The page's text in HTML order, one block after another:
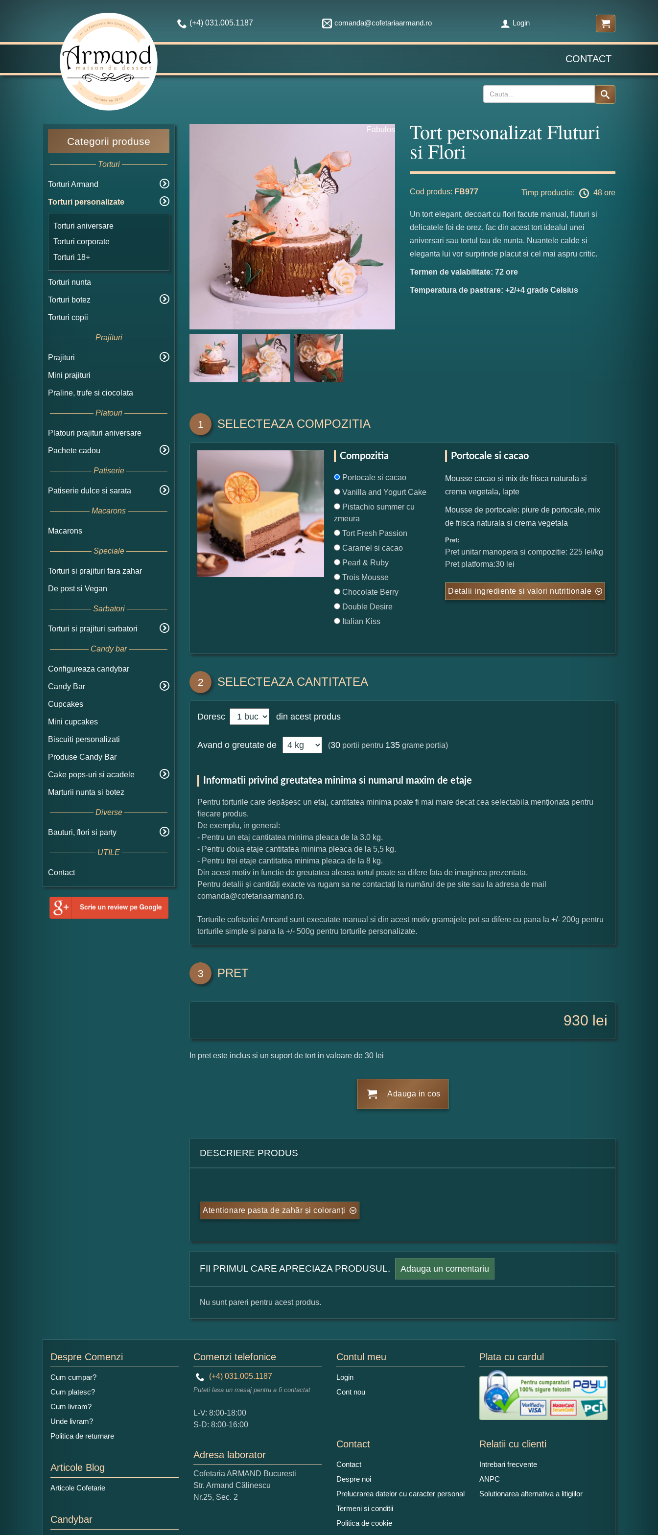
(+4) 031.005.1187 comanda@cofetariaarmand.ro Login
CONTACT
Categorii produse
Torturi
Torturi Armand
Torturi personalizate
Torturi aniversare
Torturi corporate
Torturi 18+
Torturi nunta
Torturi botez
Torturi copii
Prajituri
Prajituri
Mini prajituri
Praline, trufe si ciocolata
Platouri
Platouri prajituri aniversare
Pachete cadou
Patiserie
Patiserie dulce si sarata
Macarons
Macarons
Speciale
Torturi si prajituri fara zahar
De post si Vegan
Sarbatori
Torturi si prajituri sarbatori
Candy bar
Configureaza candybar
Candy Bar
Cupcakes
Mini cupcakes
Biscuiti personalizati
Produse Candy Bar
Cake pops-uri si acadele
Marturii nunta si botez
Diverse
Bauturi, flori si party
UTILE
Contact
Fabulos Tort personalizat Fluturi
si Flori
Cod produs: FB977 Timp productie: 48 ore
Un tort elegant, decoart cu flori facute manual, fluturi si
delicatele foi de orez, fac din acest tort idealul unei
aniversari sau tortul tau de nunta. Nuantele calde si
eleganta lui vor surprinde placut si cel mai aspru critic.
Termen de valabilitate: 72 ore
Temperatura de pastrare: +2/+4 grade Celsius
1 SELECTEAZA COMPOZITIA
Compozitia
Portocale si cacao
Vanilla and Yogurt Cake
Pistachio summer cu
zmeura
Tort Fresh Passion
Caramel si cacao
Pearl & Ruby
Trois Mousse
Chocolate Berry
Double Desire
Italian Kiss
Portocale si cacao
Mousse cacao si mix de frisca naturala si
crema vegetala, lapte
Mousse de portocale: piure de portocale, mix
de frisca naturala si crema vegetala
Pret:
Pret unitar manopera si compozitie: 225 lei/kg
Pret platforma:30 lei
Detalii ingrediente si valori nutritionale
2 SELECTEAZA CANTITATEA
Doresc din acest produs
Avand o greutate de (30 portii pentru 135 grame portia)
Informatii privind greutatea minima si numarul maxim de etaje
Pentru torturile care depășesc un etaj, cantitatea minima poate fi mai mare decat cea selectabila menționata pentru
fiecare produs.
De exemplu, in general:
- Pentru un etaj cantitatea minima pleaca de la 3.0 kg.
- Pentru doua etaje cantitatea minima pleaca de la 5,5 kg.
- Pentru trei etaje cantitatea minima pleaca de la 8 kg.
Din acest motiv in functie de greutatea aleasa tortul poate sa difere fata de imaginea prezentata.
Pentru detalii și cantități exacte va rugam sa ne contactați la numărul de pe site sau la adresa de mail
comanda@cofetariaarmand.ro.
Torturile cofetariei Armand sunt executate manual si din acest motiv gramajele pot sa difere cu pana la +/- 200g pentru
torturile simple si pana la +/- 500g pentru torturile personalizate.
3 PRET
930 lei
In pret este inclus si un suport de tort in valoare de 30 lei
Adauga in cos
DESCRIERE PRODUS
Atentionare pasta de zahăr și coloranți
FII PRIMUL CARE APRECIAZA PRODUSUL. Adauga un comentariu
Numele dumneavoastra:
Adaugati o parere despre acest produs:
Ce nota acordati acestui produs?
1 2 3
Nu tocmai bun
Nu sunt pareri pentru acest produs.
Despre Comenzi
Cum cumpar?
Cum platesc?
Cum livram?
Unde livram?
Politica de returnare
Articole Blog
Articole Cofetarie
Candybar
Comenzi telefonice
(+4) 031.005.1187
Puteti lasa un mesaj pentru a fi contactat
L-V: 8:00-18:00
S-D: 8:00-16:00
Adresa laborator
Cofetaria ARMAND Bucuresti
Str. Armand Călinescu
Nr.25, Sec. 2
Contul meu
Login
Cont nou
Plata cu cardul
Contact
Contact
Despre noi
Prelucrarea datelor cu caracter personal
Termeni si conditii
Politica de cookie
Relatii cu clienti
Intrebari frecvente
ANPC
Solutionarea alternativa a litigiilor